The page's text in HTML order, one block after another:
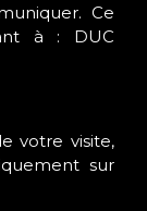
Ce
à : DUC
votre visite,
sur